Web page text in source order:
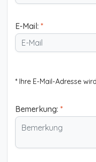
E-Mail: *
* Ihre E-Mail-Adresse
Bemerkung: *